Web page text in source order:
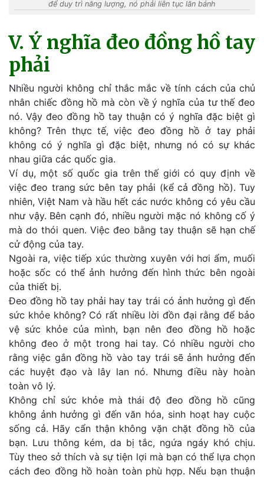
để duy trì năng lượng, nó phải liên tục lăn bánh
V. Ý nghĩa đeo đồng hồ tay
phải
Nhiều người không chỉ thắc mắc về tính cách của chủ
nhân chiếc đồng hồ mà còn về ý nghĩa của tư thế đeo
nó. Vậy đeo đồng hồ tay thuận có ý nghĩa đặc biệt gì
không? Trên thực tế, việc đeo đồng hồ ở tay phải
không có ý nghĩa gì đặc biệt, nhưng nó có sự khác
nhau giữa các quốc gia.
Ví dụ, một số quốc gia trên thế giới có quy định về
việc đeo trang sức bên tay phải (kể cả đồng hồ). Tuy
nhiên, Việt Nam và hầu hết các nước không có yêu cầu
như vậy. Bên cạnh đó, nhiều người mặc nó không cố ý
mà do thói quen. Việc đeo bằng tay thuận sẽ hạn chế
cử động của tay.
Ngoài ra, việc tiếp xúc thường xuyên với hơi ẩm, muối
hoặc sốc có thể ảnh hưởng đến hình thức bên ngoài
của thiết bị.
Đeo đồng hồ tay phải hay tay trái có ảnh hưởng gì đến
sức khỏe không? Có rất nhiều lời đồn đại rằng để bảo
vệ sức khỏe của mình, bạn nên đeo đồng hồ hoặc
không đeo ở một trong hai tay. Có nhiều người cho
rằng việc gắn đồng hồ vào tay trái sẽ ảnh hưởng đến
các huyệt đạo và lây lan nó. Nhưng điều này hoàn
toàn vô lý.
Không chỉ sức khỏe mà thái độ đeo đồng hồ cũng
không ảnh hưởng gì đến văn hóa, sinh hoạt hay cuộc
sống cả. Hãy cẩn thận không vặn chặt đồng hồ của
bạn. Lưu thông kém, da bị tắc, ngứa ngáy khó chịu.
Tùy theo sở thích và sự tiện lợi mà bạn có thể lựa chọn
cách đeo đồng hồ hoàn toàn phù hợp. Nếu bạn thuận